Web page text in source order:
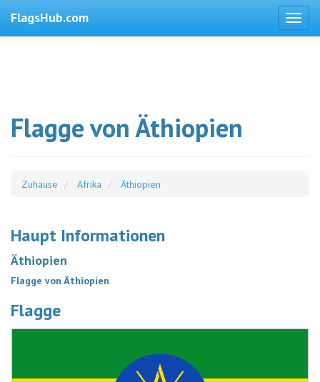
FlagsHub.com
Flagge von Äthiopien
Zuhause Afrika Äthiopien
Haupt Informationen
Äthiopien
Flagge von Äthiopien
Flagge